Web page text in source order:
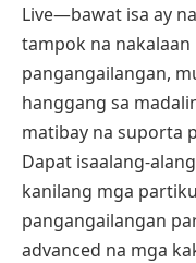
Live—bawat isa ay
tampok na nakalaan
pangangailangan,
hanggang sa
matibay na suporta
Dapat isaalang-
kanilang mga
pangangailangan
advanced na mga